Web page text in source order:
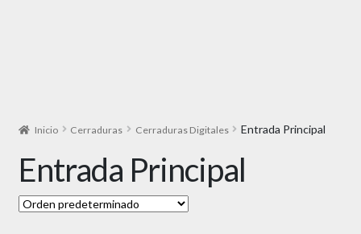
Inicio Cerraduras Cerraduras Digitales Entrada Principal
Entrada Principal